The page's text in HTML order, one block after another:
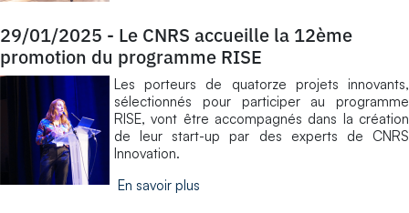
29/01/2025 - Le CNRS accueille la 12ème
promotion du programme RISE
Les porteurs de quatorze projets innovants,
sélectionnés pour participer au programme
RISE, vont être accompagnés dans la création
de leur start-up par des experts de CNRS
Innovation.
En savoir plus